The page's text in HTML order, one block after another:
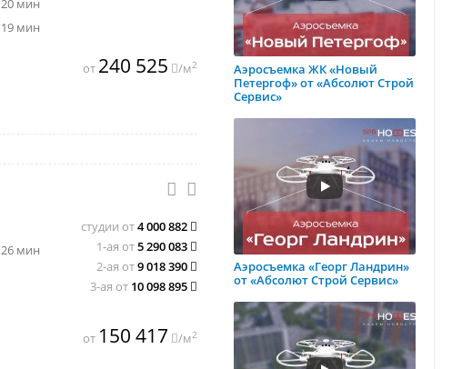
20 мин
19 мин
от 240 525 /м2
26 мин
студии от4 000 882
1-ая от5 290 083
2-ая от9 018 390
3-ая от 10 098 895
от 150 417 /м2
Аэросъемка ЖК «Новый
Петергоф» от «Абсолют Строй
Сервис»
Аэросъемка «Георг Ландрин»
от «Абсолют Строй Сервис»